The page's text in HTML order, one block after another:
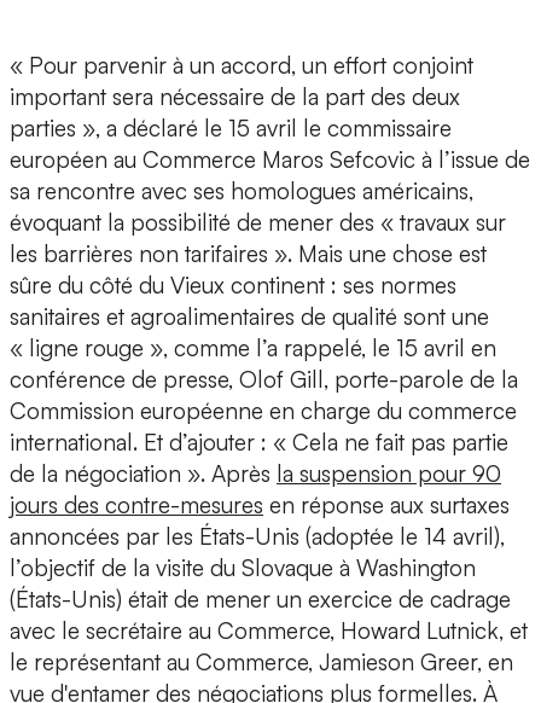
« Pour parvenir à un accord, un effort conjoint
important sera nécessaire de la part des deux
parties », a déclaré le 15 avril le commissaire
européen au Commerce Maros Sefcovic à l’issue de
sa rencontre avec ses homologues américains,
évoquant la possibilité de mener des « travaux sur
les barrières non tarifaires ». Mais une chose est
sûre du côté du Vieux continent : ses normes
sanitaires et agroalimentaires de qualité sont une
« ligne rouge », comme l’a rappelé, le 15 avril en
conférence de presse, Olof Gill, porte-parole de la
Commission européenne en charge du commerce
international. Et d’ajouter : « Cela ne fait pas partie
de la négociation ». Après la suspension pour 90
jours des contre-mesures en réponse aux surtaxes
annoncées par les États-Unis (adoptée le 14 avril),
l’objectif de la visite du Slovaque à Washington
(États-Unis) était de mener un exercice de cadrage
avec le secrétaire au Commerce, Howard Lutnick, et
le représentant au Commerce, Jamieson Greer, en
vue d'entamer des négociations plus formelles. À